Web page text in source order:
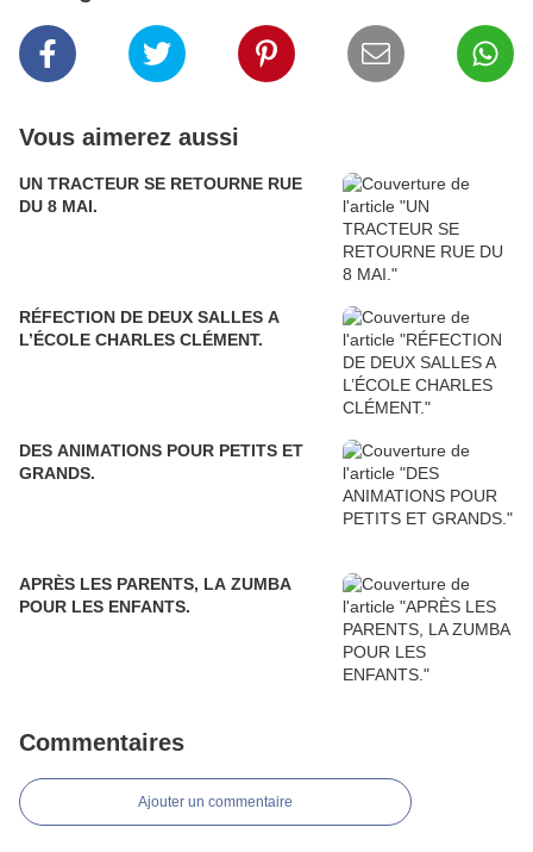
Vous aimerez aussi
UN TRACTEUR SE RETOURNE RUE
DU 8 MAI.
RÉFECTION DE DEUX SALLES A
L’ÉCOLE CHARLES CLÉMENT.
DES ANIMATIONS POUR PETITS ET
GRANDS.
APRÈS LES PARENTS, LA ZUMBA
POUR LES ENFANTS.
Commentaires
Ajouter un commentaire